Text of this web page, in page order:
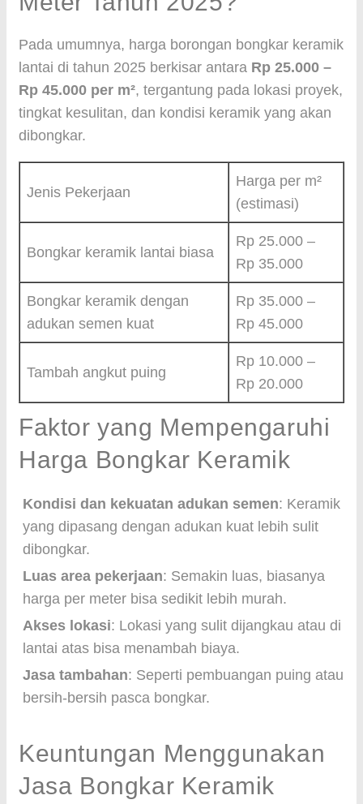
Pada umumnya, harga borongan bongkar keramik
lantai di tahun 2025 berkisar antara Rp 25.000 –
Rp 45.000 per m², tergantung pada lokasi proyek,
tingkat kesulitan, dan kondisi keramik yang akan
dibongkar.
Jenis Pekerjaan
Harga per m²
(estimasi)
Bongkar keramik lantai biasa
Rp 25.000 –
Rp 35.000
Bongkar keramik dengan
adukan semen kuat
Rp 35.000 –
Rp 45.000
Tambah angkut puing
Rp 10.000 –
Rp 20.000
Faktor yang Mempengaruhi
Harga Bongkar Keramik
Kondisi dan kekuatan adukan semen: Keramik
yang dipasang dengan adukan kuat lebih sulit
dibongkar.
Luas area pekerjaan: Semakin luas, biasanya
harga per meter bisa sedikit lebih murah.
Akses lokasi: Lokasi yang sulit dijangkau atau di
lantai atas bisa menambah biaya.
Jasa tambahan: Seperti pembuangan puing atau
bersih-bersih pasca bongkar.
Keuntungan Menggunakan
Jasa Bongkar Keramik